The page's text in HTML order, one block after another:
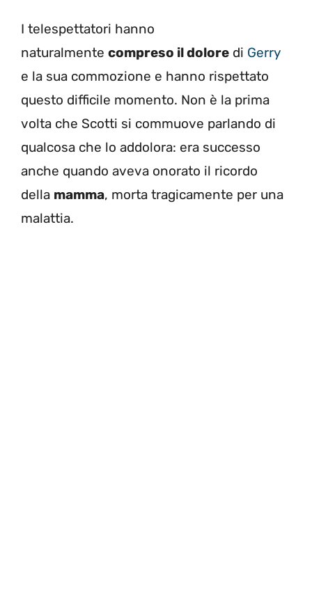
I telespettatori hanno
naturalmente compreso il dolore di Gerry
e la sua commozione e hanno rispettato
questo difficile momento. Non è la prima
volta che Scotti si commuove parlando di
qualcosa che lo addolora: era successo
anche quando aveva onorato il ricordo
della mamma, morta tragicamente per una
malattia.